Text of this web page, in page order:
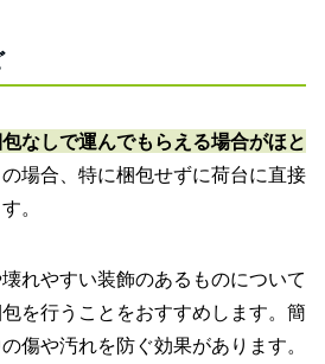
なしで運んでもらえる場合がほと
場合、特に梱包せずに荷台に直接
。
れやすい装飾のあるものについて
を行うことをおすすめします。簡
傷や汚れを防ぐ効果があります。